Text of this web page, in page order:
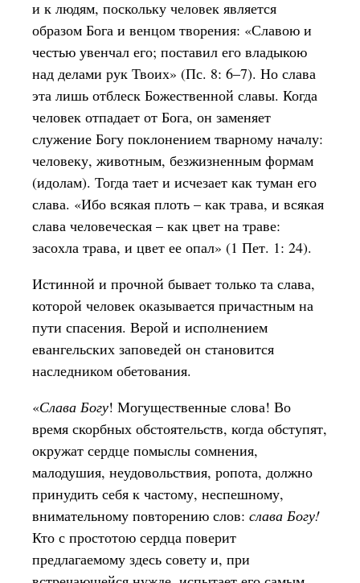
и к людям, поскольку человек является
образом Бога и венцом творения: «Славою и
честью увенчал его; поставил его владыкою
над делами рук Твоих» (Пс. 8: 6–7). Но слава
эта лишь отблеск Божественной славы. Когда
человек отпадает от Бога, он заменяет
служение Богу поклонением тварному началу:
человеку, животным, безжизненным формам
(идолам). Тогда тает и исчезает как туман его
слава. «Ибо всякая плоть – как трава, и всякая
слава человеческая – как цвет на траве:
засохла трава, и цвет ее опал» (1 Пет. 1: 24).
Истинной и прочной бывает только та слава,
которой человек оказывается причастным на
пути спасения. Верой и исполнением
евангельских заповедей он становится
наследником обетования.
«Слава Богу! Могущественные слова! Во
время скорбных обстоятельств, когда обступят,
окружат сердце помыслы сомнения,
малодушия, неудовольствия, ропота, должно
принудить себя к частому, неспешному,
внимательному повторению слов: слава Богу!
Кто с простотою сердца поверит
предлагаемому здесь совету и, при